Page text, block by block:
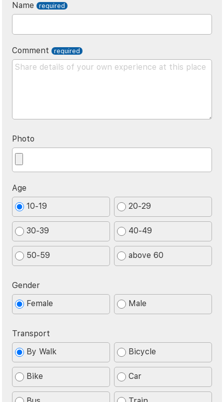
Name
Comment
Photo
Age
10-19
20-29
30-39 40-49
50-59 above 60
Gender
Female
Male
Transport
By Walk
Bicycle
Bike Car